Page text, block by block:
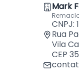
Mark
CNPJ:
Rua
Vila
CEP